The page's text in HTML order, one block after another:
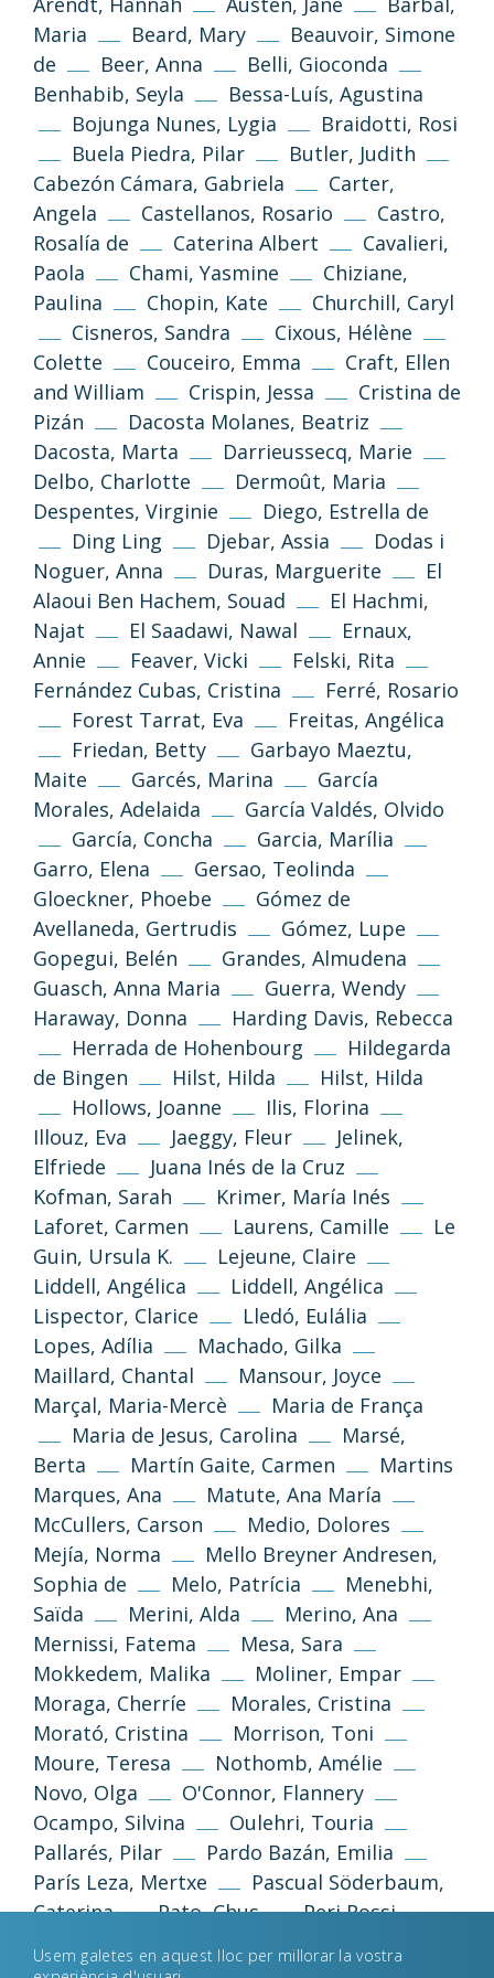
Maria
Beard, Mary
Beauvoir, Simone
de
Beer, Anna
Belli, Gioconda
Benhabib, Seyla
Bessa-Luís, Agustina
Bojunga Nunes, Lygia
Braidotti, Rosi
Buela Piedra, Pilar
Butler, Judith
Cabezón Cámara, Gabriela
Carter,
Angela
Castellanos, Rosario
Castro,
Rosalía de
Caterina Albert
Cavalieri,
Paola
Chami, Yasmine
Chiziane,
Paulina
Chopin, Kate
Churchill, Caryl
Cisneros, Sandra
Cixous, Hélène
Colette
Couceiro, Emma
Craft, Ellen
and William
Crispin, Jessa
Cristina de
Pizán
Dacosta Molanes, Beatriz
Dacosta, Marta
Darrieussecq, Marie
Delbo, Charlotte
Dermoût, Maria
Despentes, Virginie
Diego, Estrella de
Ding Ling
Djebar, Assia
Dodas i
Noguer, Anna
Duras, Marguerite
El
Alaoui Ben Hachem, Souad
El Hachmi,
Najat
El Saadawi, Nawal
Ernaux,
Annie
Feaver, Vicki
Felski, Rita
Fernández Cubas, Cristina
Ferré, Rosario
Forest Tarrat, Eva
Freitas, Angélica
Friedan, Betty
Garbayo Maeztu,
Maite
Garcés, Marina
García
Morales, Adelaida
García Valdés, Olvido
García, Concha
Garcia, Marília
Garro, Elena
Gersao, Teolinda
Gloeckner, Phoebe
Gómez de
Avellaneda, Gertrudis
Gómez, Lupe
Gopegui, Belén
Grandes, Almudena
Guasch, Anna Maria
Guerra, Wendy
Haraway, Donna
Harding Davis, Rebecca
Herrada de Hohenbourg
Hildegarda
de Bingen
Hilst, Hilda
Hilst, Hilda
Hollows, Joanne
Ilis, Florina
Illouz, Eva
Jaeggy, Fleur
Jelinek,
Elfriede
Juana Inés de la Cruz
Kofman, Sarah
Krimer, María Inés
Laforet, Carmen
Laurens, Camille
Le
Guin, Ursula K.
Lejeune, Claire
Liddell, Angélica
Liddell, Angélica
Lispector, Clarice
Lledó, Eulália
Lopes, Adília
Machado, Gilka
Maillard, Chantal
Mansour, Joyce
Marçal, Maria-Mercè
Maria de França
Maria de Jesus, Carolina
Marsé,
Berta
Martín Gaite, Carmen
Martins
Marques, Ana
Matute, Ana María
McCullers, Carson
Medio, Dolores
Mejía, Norma
Mello Breyner Andresen,
Sophia de
Melo, Patrícia
Menebhi,
Saïda
Merini, Alda
Merino, Ana
Mernissi, Fatema
Mesa, Sara
Mokkedem, Malika
Moliner, Empar
Moraga, Cherríe
Morales, Cristina
Morató, Cristina
Morrison, Toni
Moure, Teresa
Nothomb, Amélie
Novo, Olga
O'Connor, Flannery
Ocampo, Silvina
Oulehri, Touria
Pallarés, Pilar
Pardo Bazán, Emilia
París Leza, Mertxe
Pascual Söderbaum,
Caterina
Pato, Chus
Peri Rossi,
Piñon, Nélida
Pizarnik, Alejandra
(CC-BY-NC-SA 3.0)
Tornar a dalt
Si no s’indica altra cosa, els textos i imatges
d’aquest web es publiquen sota llicència
Creative Commons 3.0 de Reconeixement-
NoComercial-CompartirIgual (cc-by-nc-sa
3.0)
Informació i normes
Política de privacitat Avís legal
Política de galetes
Desenvolupament webEstudi Llimona
Usem galetes en aquest lloc per millorar la vostra